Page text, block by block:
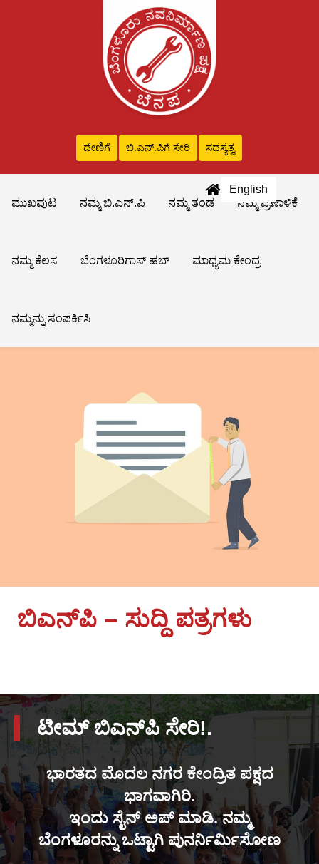
ದೇಣಿಗೆ ಬಿ.ಎನ್‌.ಪಿಗೆ ಸೇರಿ ಸದಸ್ಯತ್ವ
English
ಮುಖಪುಟ
ನಮ್ಮ ಬಿ.ಎನ್.ಪಿ ನಮ್ಮ ತಂಡ ನಮ್ಮ ಪ್ರಣಾಳಿಕೆ
ನಮ್ಮ ಕೆಲಸ ಬೆಂಗಳೂರಿಗಾಸ್ ಹಬ್ ಮಾಧ್ಯಮ ಕೇಂದ್ರ
ನಮ್ಮನ್ನು ಸಂಪರ್ಕಿಸಿ
ಬಿಎನ್‌ಪಿ – ಸುದ್ದಿ ಪತ್ರಗಳು
ಟೀಮ್ ಬಿಎನ್‌ಪಿ ಸೇರಿ!.
ಭಾರತದ ಮೊದಲ ನಗರ ಕೇಂದ್ರಿತ ಪಕ್ಷದ
ಭಾಗವಾಗಿರಿ.
ಇಂದು ಸೈನ್ ಅಪ್ ಮಾಡಿ. ನಮ್ಮ
ಬೆಂಗಳೂರನ್ನು ಒಟ್ಟಾಗಿ ಪುನರ್ನಿರ್ಮಿಸೋಣ